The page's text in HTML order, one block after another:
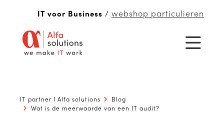
IT voor Business / webshop particulieren
IT partner I Alfa solutions
Blog
Wat is de meerwaarde van een IT audit?